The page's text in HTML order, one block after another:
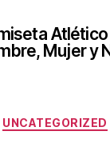
Mujer y
UNCATEGORIZED